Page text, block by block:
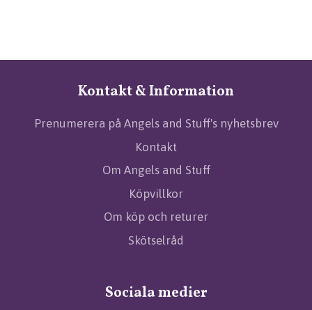
Kontakt & Information
Prenumerera på Angels and Stuff's nyhetsbrev
Kontakt
Om Angels and Stuff
Köpvillkor
Om köp och returer
Skötselråd
Sociala medier